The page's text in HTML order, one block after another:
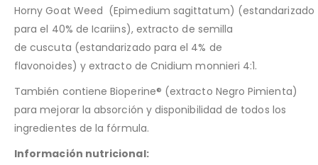
Horny Goat Weed (Epimedium sagittatum) (estandarizado
para el 40% de Icariins), extracto de semilla
de cuscuta (estandarizado para el 4% de
flavonoides) y extracto de Cnidium monnieri 4:1.
También contieneBioperine® (extracto Negro Pimienta)
para mejorar la absorción y disponibilidad de todos los
ingredientes de la fórmula.
Información nutricional: